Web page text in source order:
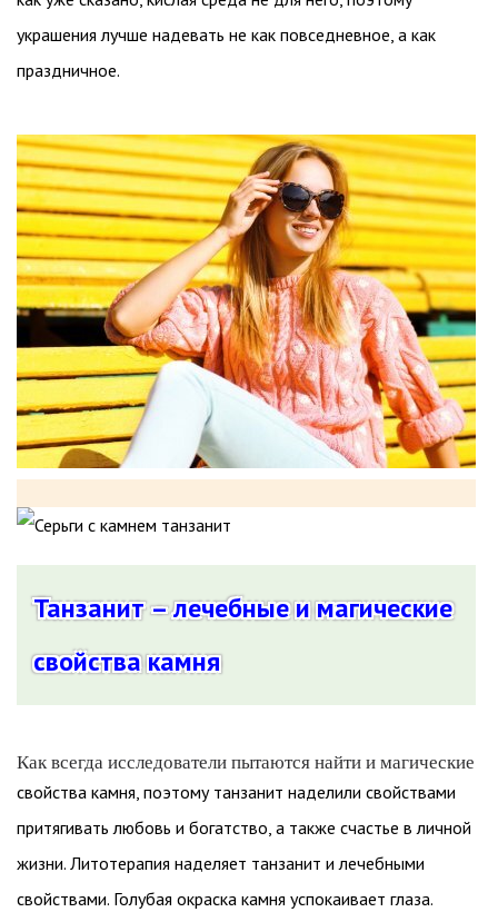
украшения лучше надевать не как повседневное, а как
праздничное.
Танзанит – лечебные и магические
свойства камня
Как всегда исследователи пытаются найти и магические
свойства камня, поэтому танзанит наделили свойствами
притягивать любовь и богатство, а также счастье в личной
жизни. Литотерапия наделяет танзанит и лечебными
свойствами. Голубая окраска камня успокаивает глаза.